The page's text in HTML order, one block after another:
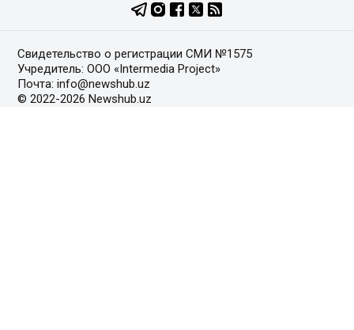
Свидетельство о регистрации СМИ №1575
Учредитель: ООО «Intermedia Project»
Почта: info@newshub.uz
© 2022-2026 Newshub.uz